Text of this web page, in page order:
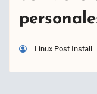
Linux Post Install